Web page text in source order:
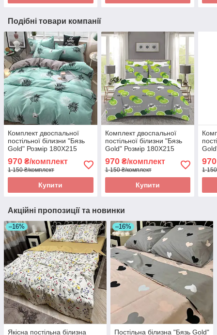
Подібні товари компанії
Комплект двоспальної
постільної білизни "Бязь
Gold" Розмір 180Х215
970 ₴/комплект
1 150 ₴/комплект
Купити
Комплект двоспальної
постільної білизни "Бязь
Gold" Розмір 180Х215
970₴/комплект
1 150 ₴/комплект
Купити
970
1
Акційні пропозиції та новинки
–16%
Якісна постільна білизна
–16%
Постільна білизна "Бязь Gold"